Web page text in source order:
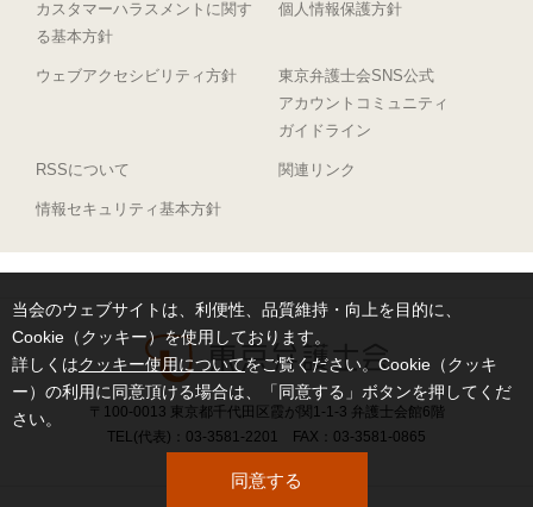
当会のウェブサイトは、利便性、品質維持・向上を目的に、
Cookie（クッキー）を使用しております。
詳しくはクッキー使用についてをご覧ください。Cookie（クッキ
ー）の利用に同意頂ける場合は、「同意する」ボタンを押してくだ
さい。
同意する
カスタマーハラスメントに関す
る基本方針
個人情報保護方針
ウェブアクセシビリティ方針
東京弁護士会SNS公式
アカウントコミュニティ
ガイドライン
RSSについて 関連リンク
情報セキュリティ基本方針
〒100-0013 東京都千代田区霞が関1-1-3 弁護士会館6階
TEL(代表)：03-3581-2201 FAX：03-3581-0865